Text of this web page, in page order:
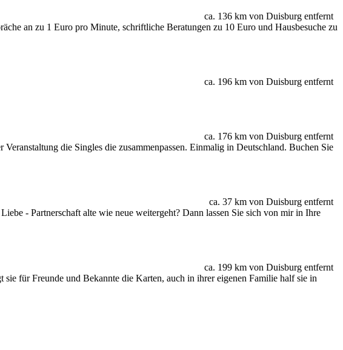
ca. 136 km von Duisburg entfernt
an zu 1 Euro pro Minute, schriftliche Beratungen zu 10 Euro und Hausbesuche zu
ca. 196 km von Duisburg entfernt
ca. 176 km von Duisburg entfernt
die Singles die zusammenpassen. Einmalig in Deutschland. Buchen Sie
ca. 37 km von Duisburg entfernt
- Partnerschaft alte wie neue weitergeht? Dann lassen Sie sich von mir in Ihre
ca. 199 km von Duisburg entfernt
für Freunde und Bekannte die Karten, auch in ihrer eigenen Familie half sie in